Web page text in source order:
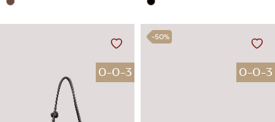
0-0-3
-50%
0-0-3